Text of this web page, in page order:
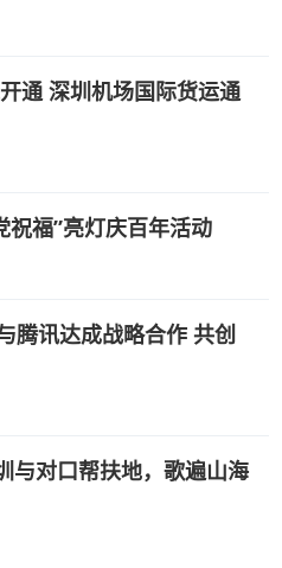
通 深圳机场国际货运通
祝福”亮灯庆百年活动
腾讯达成战略合作 共创
与对口帮扶地，歌遍山海